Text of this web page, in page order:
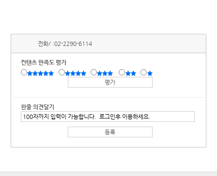
전화/ :02-2290-6114
컨텐츠 만족도 평가
한줄 의견달기